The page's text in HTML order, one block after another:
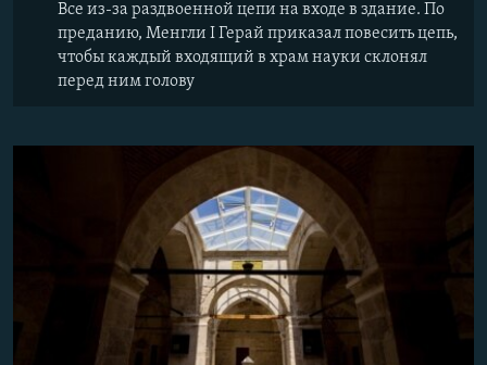
Все из-за раздвоенной цепи на входе в здание. По
преданию, Менгли І Герай приказал повесить цепь,
чтобы каждый входящий в храм науки склонял
перед ним голову